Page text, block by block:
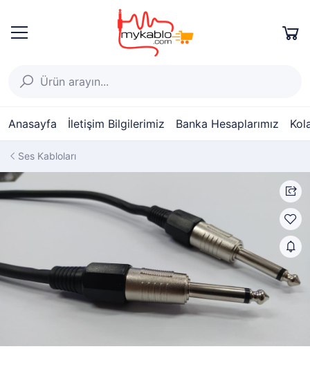
Anasayfa İletişim Bilgilerimiz Banka Hesaplarımız
Ses Kabloları